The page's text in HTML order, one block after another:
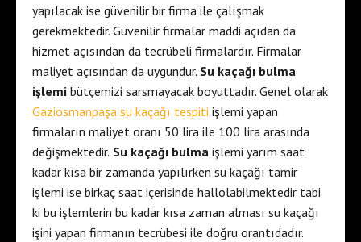
yapılacak ise güvenilir bir firma ile çalışmak
gerekmektedir. Güvenilir firmalar maddi açıdan da
hizmet açısından da tecrübeli firmalardır. Firmalar
maliyet açısından da uygundur. Su kaçağı bulma
işlemi bütçemizi sarsmayacak boyuttadır. Genel olarak
Gaziosmanpaşa su kaçağı tespiti işlemi yapan
firmaların maliyet oranı 50 lira ile 100 lira arasında
değişmektedir. Su kaçağı bulma işlemi yarım saat
kadar kısa bir zamanda yapılırken su kaçağı tamir
işlemi ise birkaç saat içerisinde hallolabilmektedir tabi
ki bu işlemlerin bu kadar kısa zaman alması su kaçağı
işini yapan firmanın tecrübesi ile doğru orantıdadır.